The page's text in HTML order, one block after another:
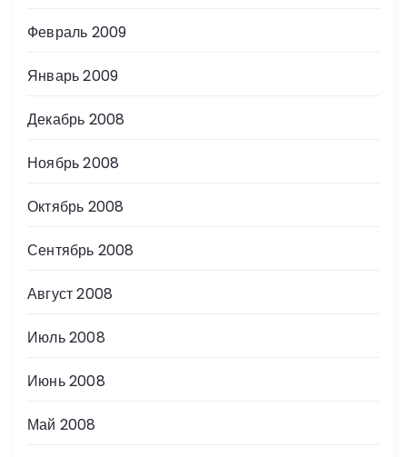
Февраль 2009
Январь 2009
Декабрь 2008
Ноябрь 2008
Октябрь 2008
Сентябрь 2008
Август 2008
Июль 2008
Июнь 2008
Май 2008